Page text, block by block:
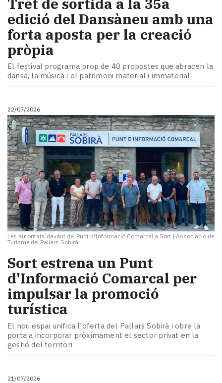
edició del Dansàneu amb una
forta aposta per la creació
pròpia
El festival programa prop de 40 propostes que abracen la
dansa, la música i el patrimoni material i immaterial
22/07/2026
Les autoritats davant del Punt d'Informació Comarcal a Sort | Associació de
Turisme del Pallars Sobirà
Sort estrena un Punt
d'Informació Comarcal per
impulsar la promoció
turística
El nou espai unifica l'oferta del Pallars Sobirà i obre la
porta a incorporar pròximament el sector privat en la
gestió del territori
21/07/2026